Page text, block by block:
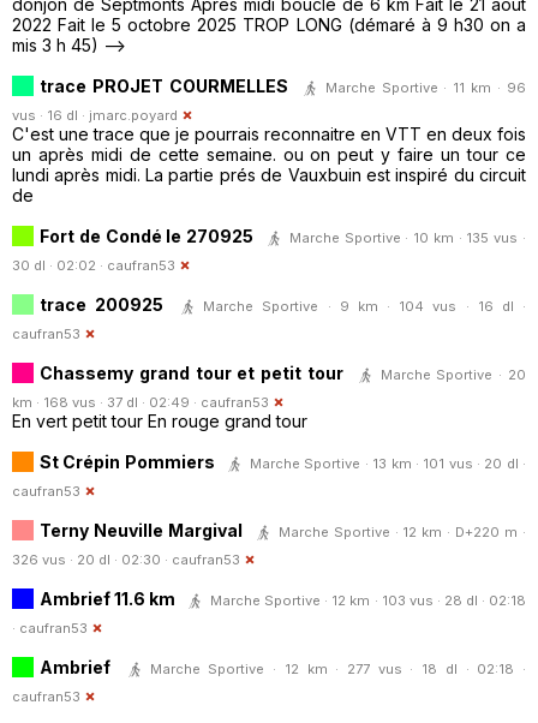
donjon de Septmonts Après midi boucle de 6 km Fait le 21 août
2022 Fait le 5 octobre 2025 TROP LONG (démaré à 9 h30 on a
mis 3 h 45) -->
trace PROJET COURMELLES
Marche Sportive · 11 km · 96
vus · 16 dl · jmarc.poyard
C'est une trace que je pourrais reconnaitre en VTT en deux fois
un après midi de cette semaine. ou on peut y faire un tour ce
lundi après midi. La partie prés de Vauxbuin est inspiré du circuit
de
Fort de Condé le 270925
Marche Sportive · 10 km · 135 vus ·
30 dl · 02:02 · caufran53
trace 200925
Marche Sportive · 9 km · 104 vus · 16 dl ·
caufran53
Chassemy grand tour et petit tour
Marche Sportive · 20
km · 168 vus · 37 dl · 02:49 · caufran53
En vert petit tour En rouge grand tour
St Crépin Pommiers
Marche Sportive · 13 km · 101 vus · 20 dl ·
caufran53
Terny Neuville Margival
Marche Sportive · 12 km · D+220 m ·
326 vus · 20 dl · 02:30 · caufran53
Ambrief 11.6 km
Marche Sportive · 12 km · 103 vus · 28 dl · 02:18
· caufran53
Ambrief
Marche Sportive · 12 km · 277 vus · 18 dl · 02:18 ·
caufran53